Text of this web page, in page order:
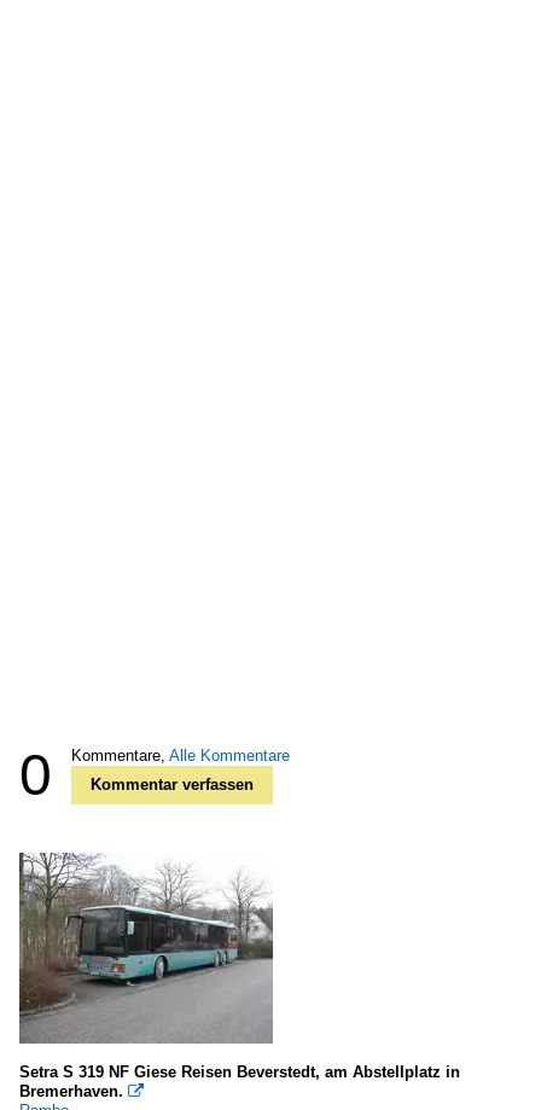
0 Kommentare, Alle Kommentare
Kommentar verfassen
Setra S 319 NF Giese Reisen Beverstedt, am Abstellplatz in
Bremerhaven. 